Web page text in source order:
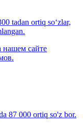
tadan ortiq so‘zlar,
нашем сайте
87 000 ortiq so'z bor.